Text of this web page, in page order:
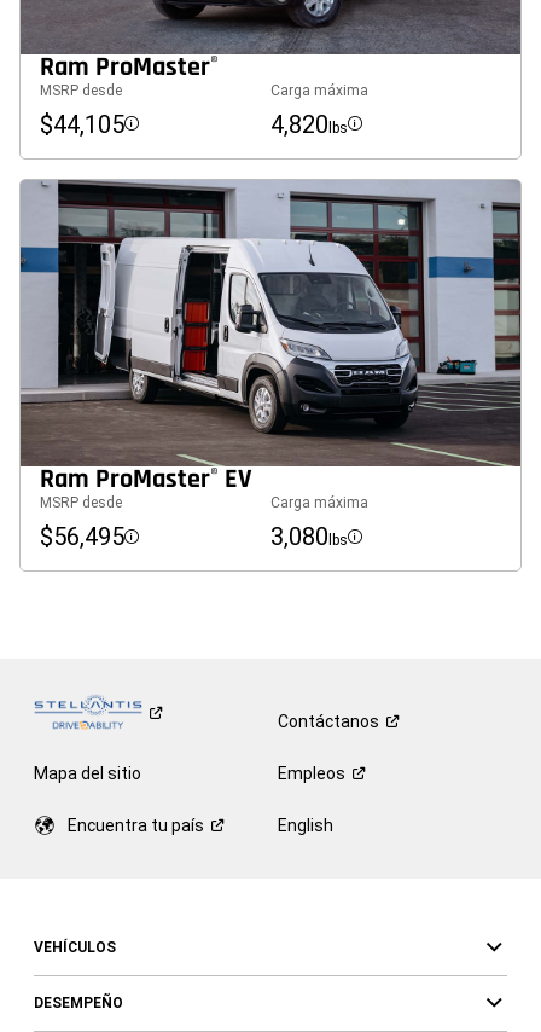
Ram ProMaster®
MSRP desde
$44,105 Disclosure
Carga máxima
4,820 lbs Disclosure
Ram ProMaster® EV
MSRP desde
$56,495 Disclosure
Carga máxima
3,080 lbs Disclosure
Contáctanos
Mapa del sitio Empleos
Encuentra tu país English
VEHÍCULOS
DESEMPEÑO